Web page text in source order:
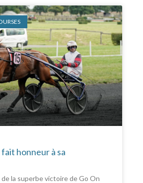
honneur à sa
la superbe victoire de Go On